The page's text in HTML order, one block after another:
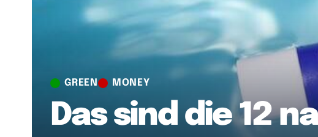
GREEN MONEY
Das sind die 12